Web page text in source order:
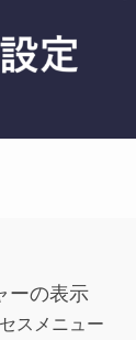
ーの表示
スメニュー